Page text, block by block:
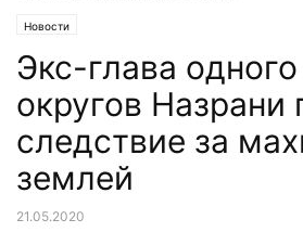
Новости
Экс-глава
округов Назрани
следствие за
землей
21.05.2020